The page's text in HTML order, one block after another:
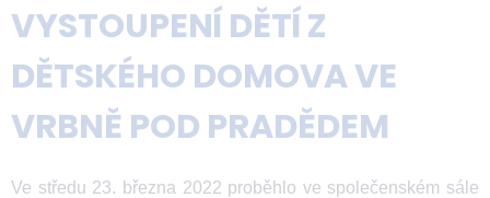
VYSTOUPENÍ DĚTÍ Z
DĚTSKÉHO DOMOVA VE
VRBNĚ POD PRADĚDEM
Ve středu 23. března 2022 proběhlo ve společenském sále